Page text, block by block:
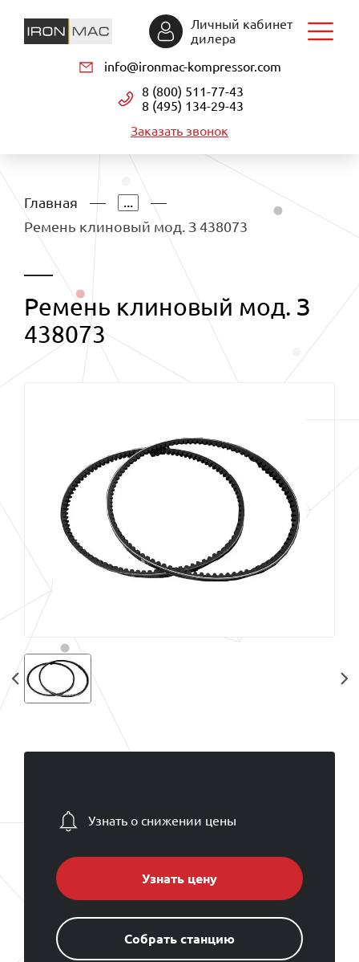
info@ironmac-kompressor.com
8 (800) 511-77-43
8 (495) 134-29-43
Заказать звонок
Личный кабинет
дилера
Главная
...
Ремень клиновый мод. З 438073
Ремень клиновый мод. З
438073
Узнать о снижении цены
Узнать цену
Cобрать станцию